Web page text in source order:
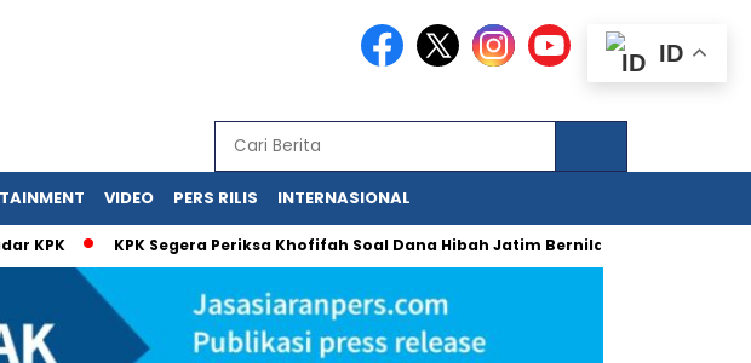
VIDEO PERS RILIS INTERNASIONAL
KPK Segera Periksa Khofifah Soal Dana Hibah Jatim Bernilai Miliaran
ID